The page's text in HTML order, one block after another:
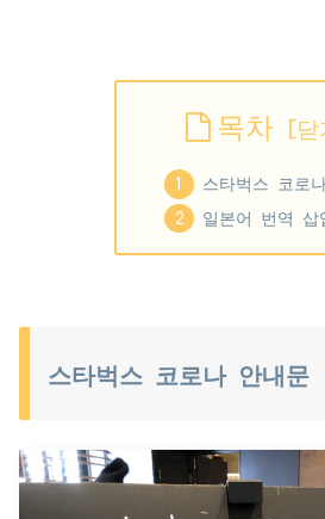
목차
스타벅스 코로
일본어 번역 삽
스타벅스 코로나 안내문